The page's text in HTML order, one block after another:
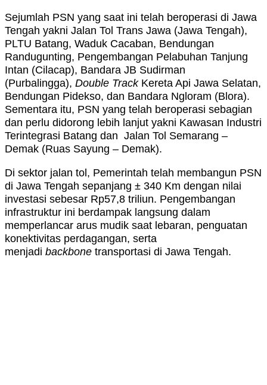
Sejumlah PSN yang saat ini telah beroperasi di Jawa
Tengah yakni Jalan Tol Trans Jawa (Jawa Tengah),
PLTU Batang, Waduk Cacaban, Bendungan
Randugunting, Pengembangan Pelabuhan Tanjung
Intan (Cilacap), Bandara JB Sudirman
(Purbalingga), Double Track Kereta Api Jawa Selatan,
Bendungan Pidekso, dan Bandara Ngloram (Blora).
Sementara itu, PSN yang telah beroperasi sebagian
dan perlu didorong lebih lanjut yakni Kawasan Industri
Terintegrasi Batang dan Jalan Tol Semarang –
Demak (Ruas Sayung – Demak).
Di sektor jalan tol, Pemerintah telah membangun PSN
di Jawa Tengah sepanjang ± 340 Km dengan nilai
investasi sebesar Rp57,8 triliun. Pengembangan
infrastruktur ini berdampak langsung dalam
memperlancar arus mudik saat lebaran, penguatan
konektivitas perdagangan, serta
menjadi backbone transportasi di Jawa Tengah.